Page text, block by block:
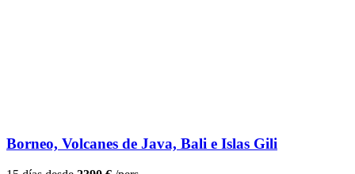
Borneo, Volcanes de Java, Bali e Islas Gili